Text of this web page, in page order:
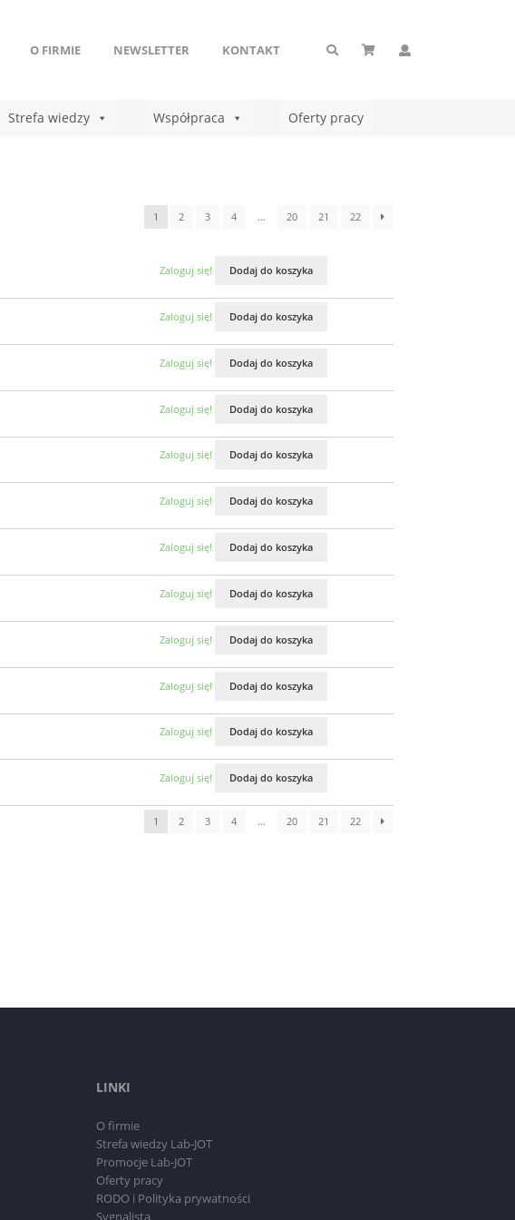
O FIRMIE NEWSLETTER KONTAKT
Strefa wiedzy Współpraca Oferty pracy
1 2 3 4 … 20 21 22
Zaloguj się! Dodaj do koszyka
Zaloguj się! Dodaj do koszyka
Zaloguj się! Dodaj do koszyka
Zaloguj się! Dodaj do koszyka
Zaloguj się! Dodaj do koszyka
Zaloguj się! Dodaj do koszyka
Zaloguj się! Dodaj do koszyka
Zaloguj się! Dodaj do koszyka
Zaloguj się! Dodaj do koszyka
Zaloguj się! Dodaj do koszyka
Zaloguj się! Dodaj do koszyka
Zaloguj się! Dodaj do koszyka
1 2 3 4 … 20 21 22
LINKI
O firmie
Strefa wiedzy Lab-JOT
Promocje Lab-JOT
Oferty pracy
RODO i Polityka prywatności
Sygnalista